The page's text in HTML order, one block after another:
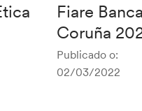
Fiare
Coruña
Publicado o:
02/03/2022